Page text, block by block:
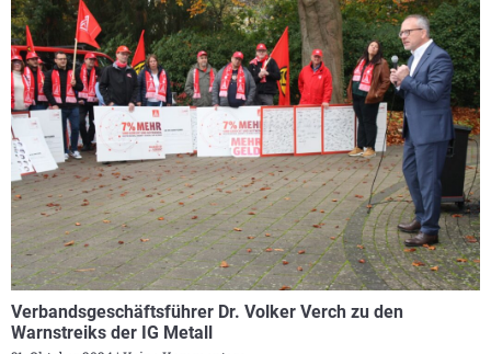
Verbandsgeschäftsführer Dr. Volker Verch zu den
Warnstreiks der IG Metall